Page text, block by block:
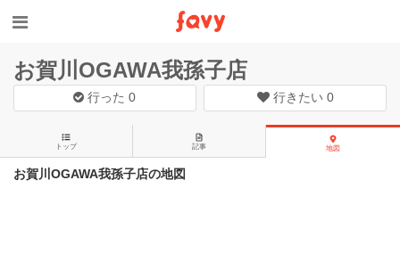
お賀川OGAWA我孫子店
行った0 行きたい 0
トップ 記事 地図
お賀川OGAWA我孫子店の地図